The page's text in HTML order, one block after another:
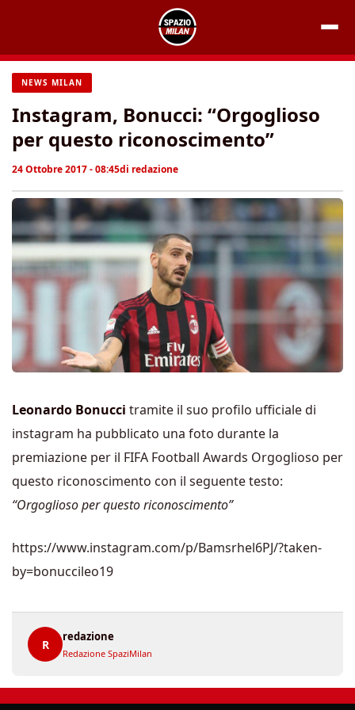
contenuto
NEWS MILAN
Instagram, Bonucci: “Orgoglioso
per questo riconoscimento”
24 Ottobre 2017 - 08:45di redazione
Leonardo Bonucci tramite il suo profilo ufficiale di
instagram ha pubblicato una foto durante la
premiazione per il FIFA Football Awards Orgoglioso per
questo riconoscimento con il seguente testo:
“Orgoglioso per questo riconoscimento”
https://www.instagram.com/p/Bamsrhel6PJ/?taken-
by=bonuccileo19
R
redazione
Redazione SpaziMilan